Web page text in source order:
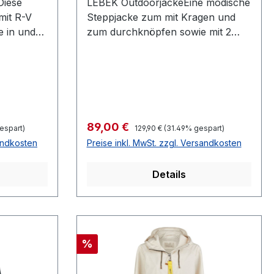
R-V
in und
30 °
LEBEK OutdoorjackeEine modische
Steppjacke zum mit Kragen und
zum durchknöpfen sowie mit 2
50560062Farbe: 610
Verkaufspreis:
89,00 € Regulärer Preis:
129,90 € (31.49% gespart)
Preise inkl. MwSt. zzgl. Versandkosten
Details
Rabatt
%